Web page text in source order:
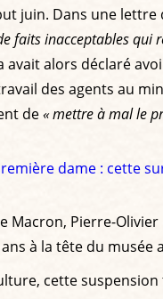
juin. Dans une
faits inacceptables qui
avait alors déclaré
des agents au
de« mettre à mal le
dame : cette
Pierre-
à la tête du
cette